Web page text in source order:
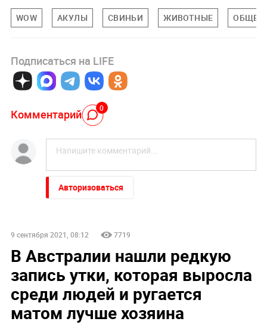
WOW АКУЛЫ СВИНЬИ ЖИВОТНЫЕ
Подписаться на LIFE
Комментарий 0
Авторизоваться
9 сентября 2021, 08:12 7719
В Австралии нашли редкую
запись утки, которая выросла
среди людей и ругается
матом лучше хозяина